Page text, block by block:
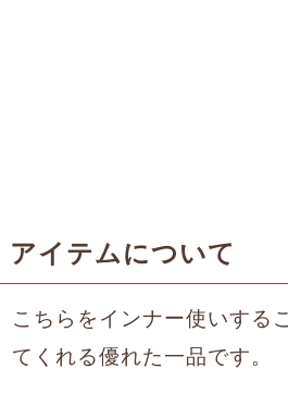
アイテムについて
こちらをインナー使いする
てくれる優れた一品です。